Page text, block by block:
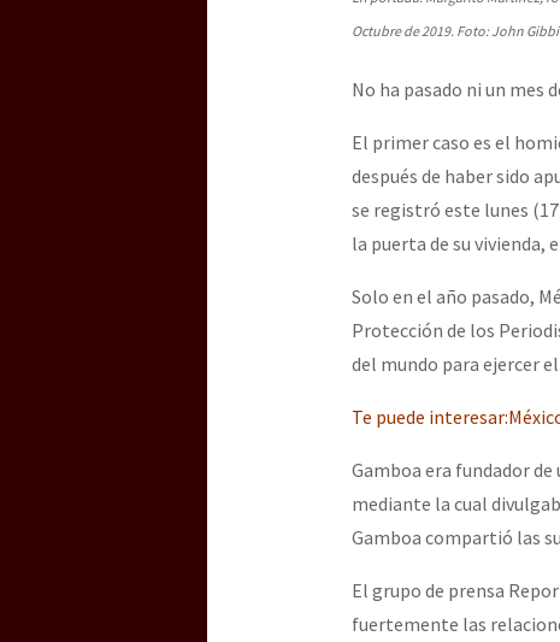
Dia 2 do Encontro
Dia 1: Encontro “Guerra
[CDMX – 20 julio]
“Sonhando a Terra do
Se o México sabe, que o
[25 abr – CDMX] Tokín
Octubre de 2019. Foto: John
No ha pasado ni un mes
El primer caso es el
después de haber sido
se registró este lunes
la puerta de su vivienda,
Solo en el año pasado,
Protección de los
del mundo para ejercer
Te puede
Gamboa era fundador
mediante la cual
Gamboa compartió las
El grupo de prensa
fuertemente las